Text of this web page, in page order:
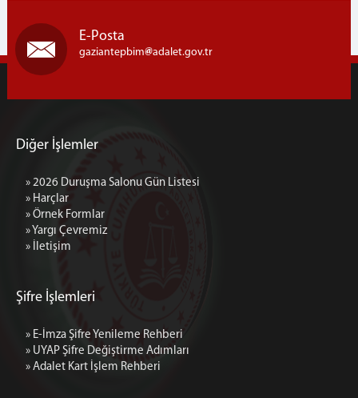
2 İDARE MAHKEMESİ
3 İDARE MAHKEMESİ
MÜLHAKATLARIMIZ
1 İDARE MAHKEMESİ
2 İDARE MAHKEMESİ
3 İDARE MAHKEMESİ
ŞANLIURFA VERGİ MAHKEMESİ (BAĞLI)
1 İDARE MAHKEMESİ
3 İDARE MAHKEMESİ
4 İDARE MAHKEMESİ
E-Posta
gaziantepbim adalet.gov.tr
Diğer İşlemler
» 2026 Duruşma Salonu Gün Listesi
» Harçlar
» Örnek Formlar
» Yargı Çevremiz
» İletişim
Şifre İşlemleri
» E-İmza Şifre Yenileme Rehberi
» UYAP Şifre Değiştirme Adımları
» Adalet Kart İşlem Rehberi